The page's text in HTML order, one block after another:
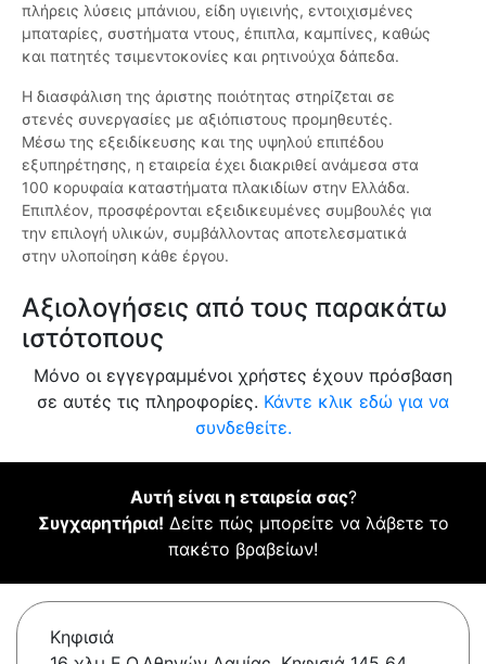
πλήρεις λύσεις μπάνιου, είδη υγιεινής, εντοιχισμένες
μπαταρίες, συστήματα ντους, έπιπλα, καμπίνες, καθώς
και πατητές τσιμεντοκονίες και ρητινούχα δάπεδα.
Η διασφάλιση της άριστης ποιότητας στηρίζεται σε
στενές συνεργασίες με αξιόπιστους προμηθευτές.
Μέσω της εξειδίκευσης και της υψηλού επιπέδου
εξυπηρέτησης, η εταιρεία έχει διακριθεί ανάμεσα στα
100 κορυφαία καταστήματα πλακιδίων στην Ελλάδα.
Επιπλέον, προσφέρονται εξειδικευμένες συμβουλές για
την επιλογή υλικών, συμβάλλοντας αποτελεσματικά
στην υλοποίηση κάθε έργου.
Αξιολογήσεις από τους παρακάτω
ιστότοπους
Μόνο οι εγγεγραμμένοι χρήστες έχουν πρόσβαση
σε αυτές τις πληροφορίες. Κάντε κλικ εδώ για να
συνδεθείτε.
Αυτή είναι η εταιρεία σας?
Συγχαρητήρια! Δείτε πώς μπορείτε να λάβετε το
πακέτο βραβείων!
Κηφισιά